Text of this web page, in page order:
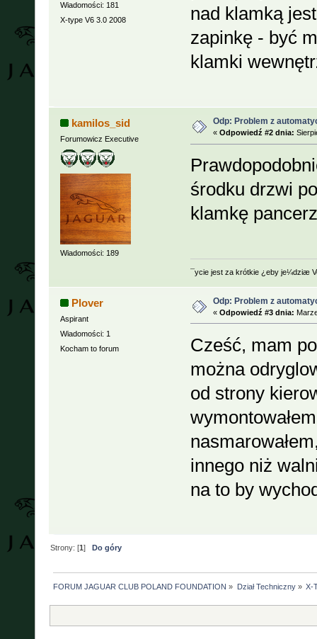
Wiadomości: 181
X-type V6 3.0 2008
nad klamką
zapinkę - być
klamki
kamilos_sid
Forumowicz Executive
Wiadomości: 189
Odp: Problem z
« Odpowiedź #2 dnia:
środku drzwi
klamkę
¯ycie jest za krótkie ¿eby je¼dziæ
Plover
Aspirant
Wiadomości: 1
Kocham to forum
Odp: Problem z
« Odpowiedź #3 dnia:
Cześć, mam
można
od strony
innego niż
na to by
Strony: [1]Do góry
FORUM JAGUAR CLUB POLAND FOUNDATION » Dział Techniczny» X-